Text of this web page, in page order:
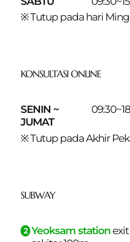
※ Tutup pada hari
KONSULTASI ONLINE
SENIN ~
JUMAT
※ Tutup pada Akhir
SUBWAY
2 Yeoksam station